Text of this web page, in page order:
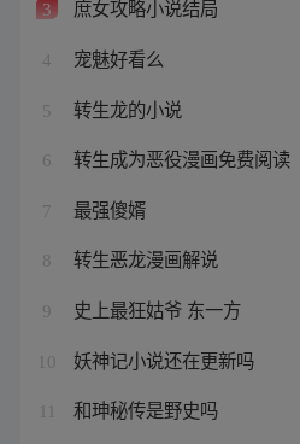
3 庶女攻略小说结局
4 宠魅好看么
5 转生龙的小说
6 转生成为恶役漫画免费阅读
7 最强傻婿
8 转生恶龙漫画解说
9 史上最狂姑爷 东一方
10 妖神记小说还在更新吗
和珅秘传是野史吗